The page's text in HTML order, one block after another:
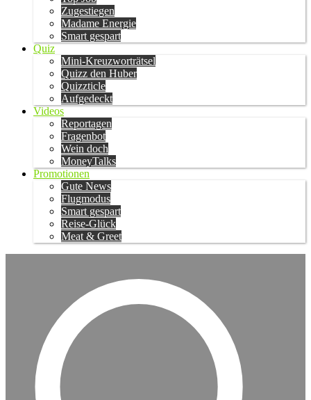
Zugestiegen
Madame Energie
Smart gespart
Quiz
Mini-Kreuzworträtsel
Quizz den Huber
Quizzticle
Aufgedeckt
Videos
Reportagen
Fragenbot
Wein doch
MoneyTalks
Promotionen
Gute News
Flugmodus
Smart gespart
Reise-Glück
Meat & Greet